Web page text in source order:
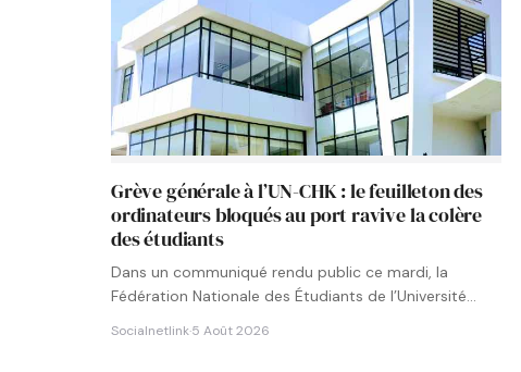
Grève générale à l’UN-CHK : le feuilleton des
ordinateurs bloqués au port ravive la colère
des étudiants
Dans un communiqué rendu public ce mardi, la
Fédération Nationale des Étudiants de l’Université
Socialnetlink·5 Août 2026